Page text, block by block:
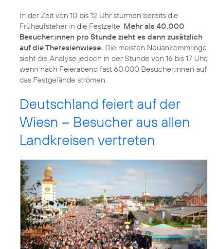
In der Zeit von 10 bis 12 Uhr stürmen bereits die
Frühaufsteher in die Festzelte. Mehr als 40.000
Besucher:innen pro Stunde zieht es dann zusätzlich
auf die Theresienwiese. Die meisten Neuankömmlinge
sieht die Analyse jedoch in der Stunde von 16 bis 17 Uhr,
wenn nach Feierabend fast 60.000 Besucher:innen auf
das Festgelände strömen.
Deutschland feiert auf der
Wiesn – Besucher aus allen
Landkreisen vertreten